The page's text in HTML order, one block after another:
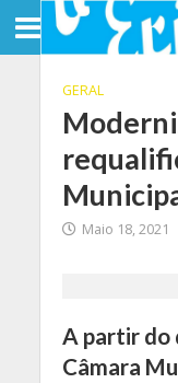
GERAL
Maio 18, 2021
A partir do
Câmara